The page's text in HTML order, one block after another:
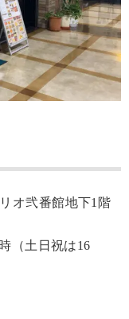
オ弐番館地下1階
（土日祝は16